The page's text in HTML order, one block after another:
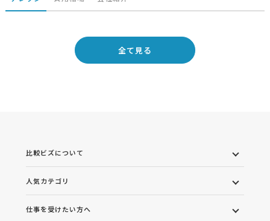
全て見る
比較ビズについて
人気カテゴリ
仕事を受けたい方へ